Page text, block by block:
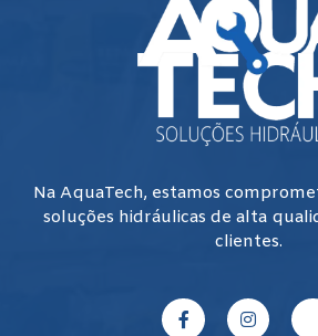
Na AquaTech, estamos
soluções hidráulicas de alta
clientes.